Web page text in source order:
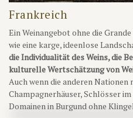
Frankreich
Ein Weinangebot ohne die
wie eine karge, ideenlose
die Individualität des Weins, die
kulturelle Wertschätzung von
Auch wenn die anderen Nationen
Champagnerhäuser, Schlösser
Domainen in Burgund ohne